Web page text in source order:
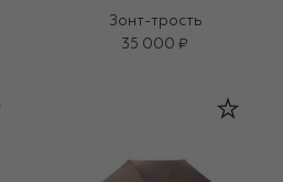
Зонт-трость
35 000 ₽